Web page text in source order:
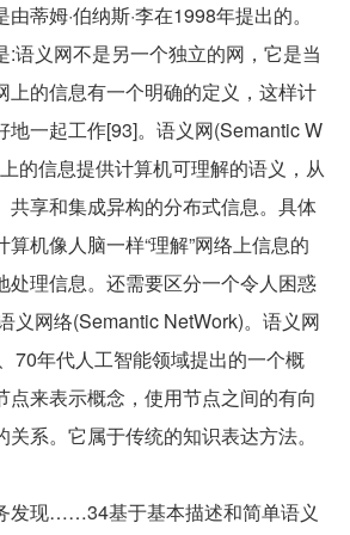
蒂姆·伯纳斯·李在1998年提出的。
:语义网不是另一个独立的网，它是当
上的信息有一个明确的定义，这样计
地一起工作[93]。语义网(Semantic W
的信息提供计算机可理解的语义，从
共享和集成异构的分布式信息。具体
机像人脑一样“理解”网络上信息的
处理信息。还需要区分一个令人困惑
义网络(Semantic NetWork)。语义网
70年代人工智能领域提出的一个概
点来表示概念，使用节点之间的有向
系。它属于传统的知识表达方法。
发现……34基于基本描述和简单语义